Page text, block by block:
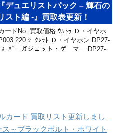
デュエリストパック – 輝石の
スト編 -』買取表更新！
ードNo. 買取価格 ｳﾙﾄﾗ Ｄ・イヤホ
220 ｼｰｸﾚｯﾄ Ｄ・イヤホン DP27-
ｰﾊﾟｰ ガジェット・ゲーマー DP27-
カード 買取リスト更新しまし
～ブラックボルト・ホワイト